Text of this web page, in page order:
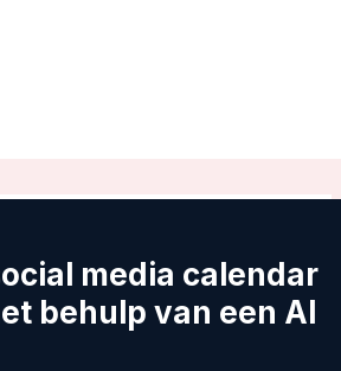
media calendar
behulp van een AI